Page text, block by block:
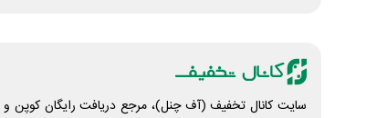
سایت کانال تخفیف (آف چنل)، مرجع دریافت رایگان کوپن